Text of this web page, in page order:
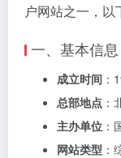
户网站之一，以
一、基本信息
成立时间 ：
总部地点 ：
主办单位 ：
网站类型 ：